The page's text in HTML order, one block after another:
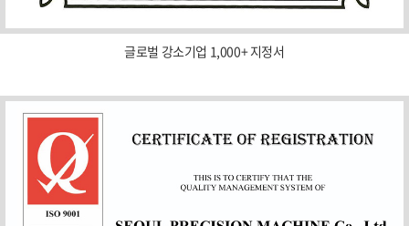
글로벌 강소기업 1,000+ 지정서